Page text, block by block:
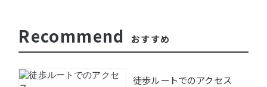
Recommend おすすめ
徒歩ルートでのアクセス